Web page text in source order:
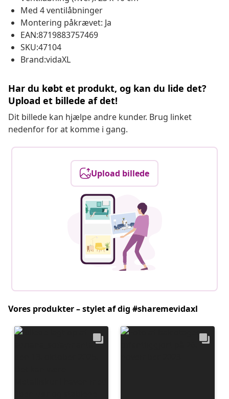
Med 4 ventilåbninger
Montering påkrævet: Ja
EAN:8719883757469
SKU:47104
Brand:vidaXL
Har du købt et produkt, og kan du lide det?
Upload et billede af det!
Dit billede kan hjælpe andre kunder. Brug linket
nedenfor for at komme i gang.
Upload billede
Vores produkter – stylet af dig #sharemevidaxl